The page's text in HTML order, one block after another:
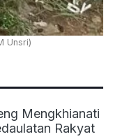
Unsri)
Mengkhianati
Rakyat